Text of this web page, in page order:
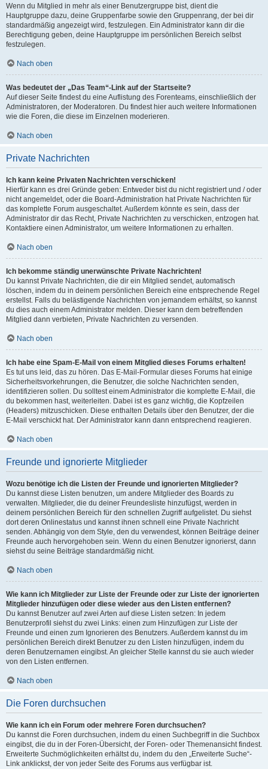
Wenn du Mitglied in mehr als einer Benutzergruppe bist, dient die
Hauptgruppe dazu, deine Gruppenfarbe sowie den Gruppenrang, der bei dir
standardmäßig angezeigt wird, festzulegen. Ein Administrator kann dir die
Berechtigung geben, deine Hauptgruppe im persönlichen Bereich selbst
festzulegen.
Nach oben
Was bedeutet der „Das Team“-Link auf der Startseite?
Auf dieser Seite findest du eine Auflistung des Forenteams, einschließlich der
Administratoren, der Moderatoren. Du findest hier auch weitere Informationen
wie die Foren, die diese im Einzelnen moderieren.
Nach oben
Private Nachrichten
Ich kann keine Privaten Nachrichten verschicken!
Hierfür kann es drei Gründe geben: Entweder bist du nicht registriert und / oder
nicht angemeldet, oder die Board-Administration hat Private Nachrichten für
das komplette Forum ausgeschaltet. Außerdem könnte es sein, dass der
Administrator dir das Recht, Private Nachrichten zu verschicken, entzogen hat.
Kontaktiere einen Administrator, um weitere Informationen zu erhalten.
Nach oben
Ich bekomme ständig unerwünschte Private Nachrichten!
Du kannst Private Nachrichten, die dir ein Mitglied sendet, automatisch
löschen, indem du in deinem persönlichen Bereich eine entsprechende Regel
erstellst. Falls du belästigende Nachrichten von jemandem erhältst, so kannst
du dies auch einem Administrator melden. Dieser kann dem betreffenden
Mitglied dann verbieten, Private Nachrichten zu versenden.
Nach oben
Ich habe eine Spam-E-Mail von einem Mitglied dieses Forums erhalten!
Es tut uns leid, das zu hören. Das E-Mail-Formular dieses Forums hat einige
Sicherheitsvorkehrungen, die Benutzer, die solche Nachrichten senden,
identifizieren sollen. Du solltest einem Administrator die komplette E-Mail, die
du bekommen hast, weiterleiten. Dabei ist es ganz wichtig, die Kopfzeilen
(Headers) mitzuschicken. Diese enthalten Details über den Benutzer, der die
E-Mail verschickt hat. Der Administrator kann dann entsprechend reagieren.
Nach oben
Freunde und ignorierte Mitglieder
Wozu benötige ich die Listen der Freunde und ignorierten Mitglieder?
Du kannst diese Listen benutzen, um andere Mitglieder des Boards zu
verwalten. Mitglieder, die du deiner Freundesliste hinzufügst, werden in
deinem persönlichen Bereich für den schnellen Zugriff aufgelistet. Du siehst
dort deren Onlinestatus und kannst ihnen schnell eine Private Nachricht
senden. Abhängig von dem Style, den du verwendest, können Beiträge deiner
Freunde auch hervorgehoben sein. Wenn du einen Benutzer ignorierst, dann
siehst du seine Beiträge standardmäßig nicht.
Nach oben
Wie kann ich Mitglieder zur Liste der Freunde oder zur Liste der ignorierten
Mitglieder hinzufügen oder diese wieder aus den Listen entfernen?
Du kannst Benutzer auf zwei Arten auf diese Listen setzen: In jedem
Benutzerprofil siehst du zwei Links: einen zum Hinzufügen zur Liste der
Freunde und einen zum Ignorieren des Benutzers. Außerdem kannst du im
persönlichen Bereich direkt Benutzer zu den Listen hinzufügen, indem du
deren Benutzernamen eingibst. An gleicher Stelle kannst du sie auch wieder
von den Listen entfernen.
Nach oben
Die Foren durchsuchen
Wie kann ich ein Forum oder mehrere Foren durchsuchen?
Du kannst die Foren durchsuchen, indem du einen Suchbegriff in die Suchbox
eingibst, die du in der Foren-Übersicht, der Foren- oder Themenansicht findest.
Erweiterte Suchmöglichkeiten erhältst du, indem du den „Erweiterte Suche“-
Link anklickst, der von jeder Seite des Forums aus verfügbar ist.